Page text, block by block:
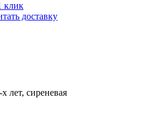
клик
доставку
лет, сиреневая